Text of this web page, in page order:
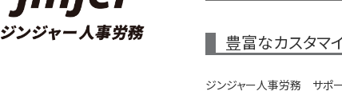
豊富なカスタマ
ジンジャー人事労務 サポー